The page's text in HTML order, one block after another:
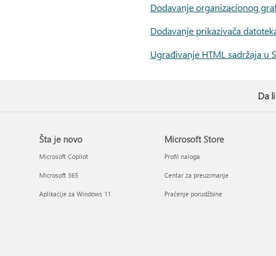
Dodavanje organizacionog
Dodavanje prikazivača
Ugrađivanje HTML sadržaja u
Da
Šta je novo
Microsoft Copilot
Microsoft 365
Aplikacije za Windows 11
Microsoft Store
Profil naloga
Centar za preuzimanje
Praćenje porudžbine